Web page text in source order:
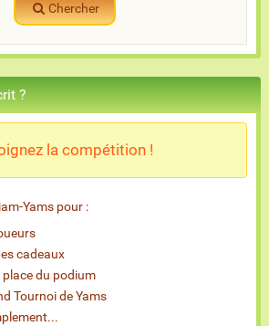
Chercher
?
la compétition !
Yams pour :
cadeaux
du podium
Tournoi de Yams